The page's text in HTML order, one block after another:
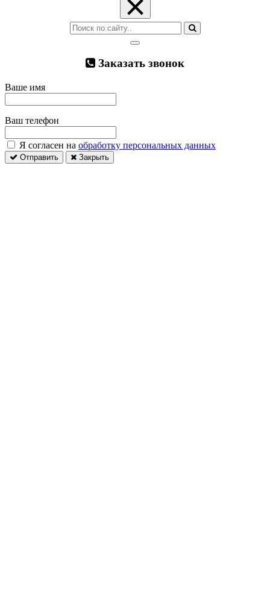
Заказать звонок
Ваше имя
Ваш телефон
Я согласен на обработку персональных данных
Отправить Закрыть